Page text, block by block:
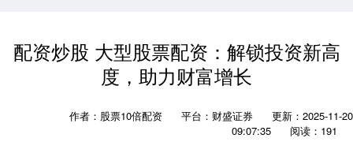
配资炒股 大型股票配资：解锁投资新高
度，助力财富增长
作者：股票10倍配资 平台：财盛证券
更新：2025-11-20
09:07:35
阅读：191